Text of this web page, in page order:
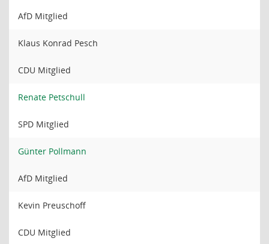
AfD Mitglied
Klaus Konrad Pesch
CDU Mitglied
Renate Petschull
SPD Mitglied
Günter Pollmann
AfD Mitglied
Kevin Preuschoff
CDU Mitglied